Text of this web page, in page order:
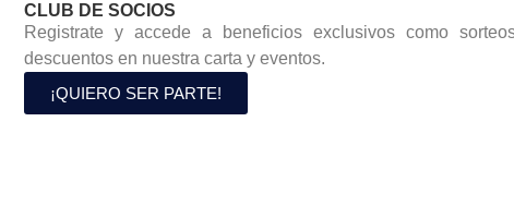
CLUB DE SOCIOS
Registrate y accede a beneficios exclusivos como
descuentos en nuestra carta y eventos.
¡QUIERO SER PARTE!